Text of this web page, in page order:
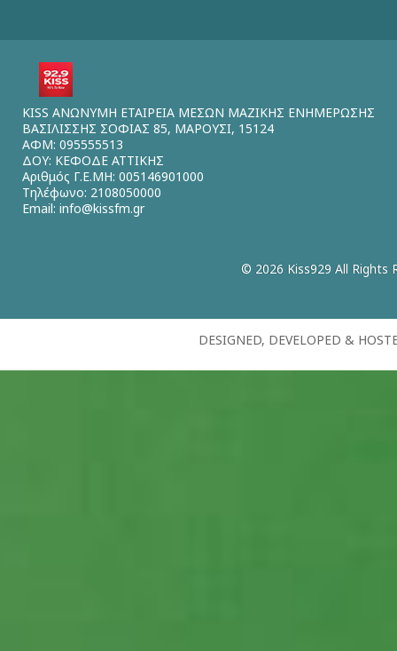
KISS ΑΝΩΝΥΜΗ ΕΤΑΙΡΕΙΑ ΜΕΣΩΝ ΜΑΖΙΚΗΣ ΕΝΗΜΕΡΩΣΗΣ
ΒΑΣΙΛΙΣΣΗΣ ΣΟΦΙΑΣ 85, ΜΑΡΟΥΣΙ, 15124
ΑΦΜ: 095555513
ΔΟΥ: ΚΕΦΟΔΕ ΑΤΤΙΚΗΣ
Αριθμός Γ.Ε.ΜΗ: 005146901000
Τηλέφωνο: 2108050000
Email: info@kissfm.gr
© 2026 Kiss929 All Rights
DESIGNED, DEVELOPED &